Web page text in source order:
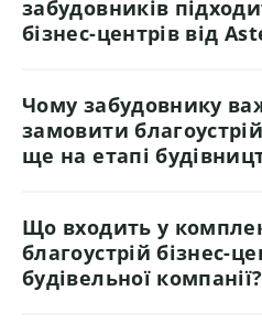
забудовників
бізнес-центрів від
Чому забудовнику
замовити
ще на етапі
Що входить у
благоустрій бізнес-
будівельної компанії?